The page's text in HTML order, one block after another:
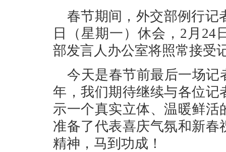
春节期间，外交部例行记
日（星期一）休会，2月24
部发言人办公室将照常接受
今天是春节前最后一场记
年，我们期待继续与各位
示一个真实立体、温暖鲜
准备了代表喜庆气氛和新
精神，马到功成！